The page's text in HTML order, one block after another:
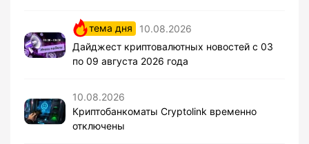
тема дня
10.08.2026
Дайджест криптовалютных новостей с 03
по 09 августа 2026 года
10.08.2026
Криптобанкоматы Cryptolink временно
отключены